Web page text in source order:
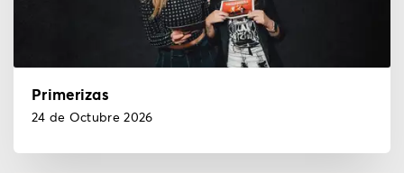
Primerizas
24 de Octubre 2026